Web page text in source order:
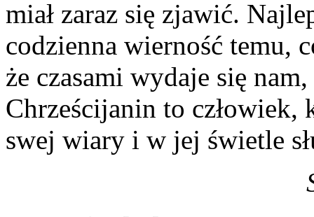
miał zaraz się zjawić.
codzienna wierność temu,
że czasami wydaje się
Chrześcijanin to
swej wiary i w jej świetle